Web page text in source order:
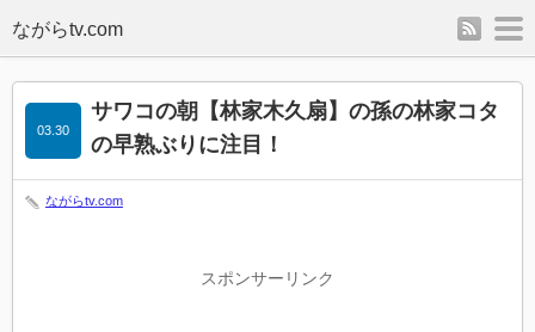
rss
サワコの朝【林家木久扇】の孫の林家コタ
の早熟ぶりに注目！
03.30
ながらtv.com
スポンサーリンク